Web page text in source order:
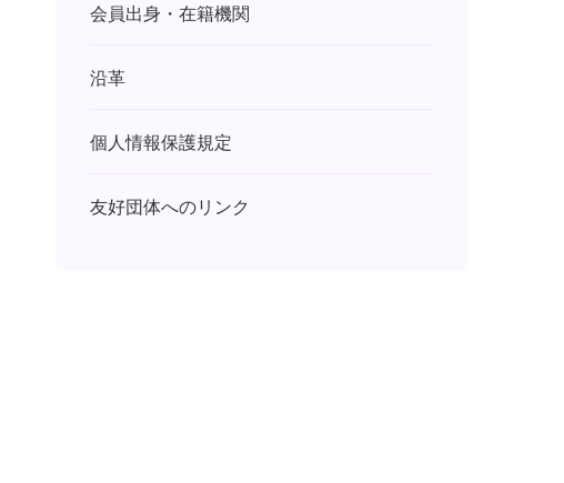
会員出身・在籍機関
沿革
個人情報保護規定
友好団体へのリンク